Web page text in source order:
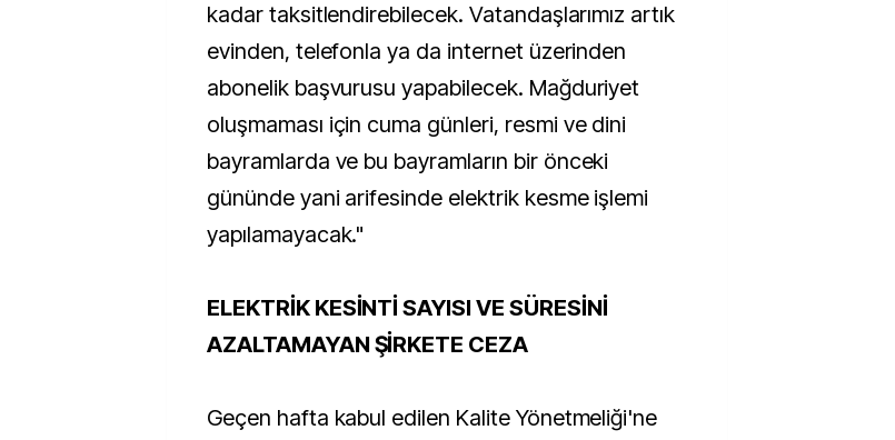
kadar taksitlendirebilecek. Vatandaşlarımız artık
evinden, telefonla ya da internet üzerinden
abonelik başvurusu yapabilecek. Mağduriyet
oluşmaması için cuma günleri, resmi ve dini
bayramlarda ve bu bayramların bir önceki
gününde yani arifesinde elektrik kesme işlemi
yapılamayacak."
ELEKTRİK KESİNTİ SAYISI VE SÜRESİNİ
AZALTAMAYAN ŞİRKETE CEZA
Geçen hafta kabul edilen Kalite Yönetmeliği'ne